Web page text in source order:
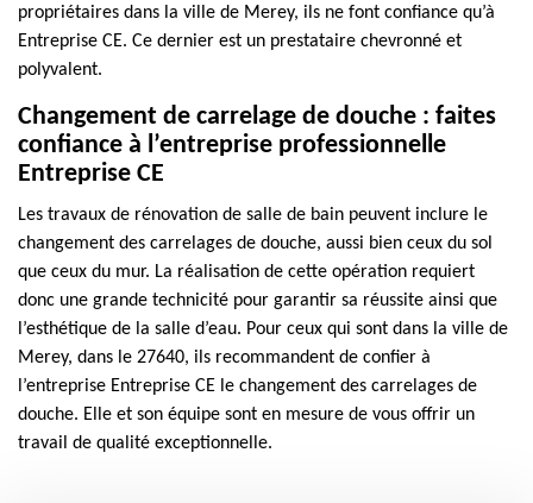
propriétaires dans la ville de Merey, ils ne font confiance qu’à
Entreprise CE. Ce dernier est un prestataire chevronné et
polyvalent.
Changement de carrelage de douche : faites
confiance à l’entreprise professionnelle
Entreprise CE
Les travaux de rénovation de salle de bain peuvent inclure le
changement des carrelages de douche, aussi bien ceux du sol
que ceux du mur. La réalisation de cette opération requiert
donc une grande technicité pour garantir sa réussite ainsi que
l’esthétique de la salle d’eau. Pour ceux qui sont dans la ville de
Merey, dans le 27640, ils recommandent de confier à
l’entreprise Entreprise CE le changement des carrelages de
douche. Elle et son équipe sont en mesure de vous offrir un
travail de qualité exceptionnelle.